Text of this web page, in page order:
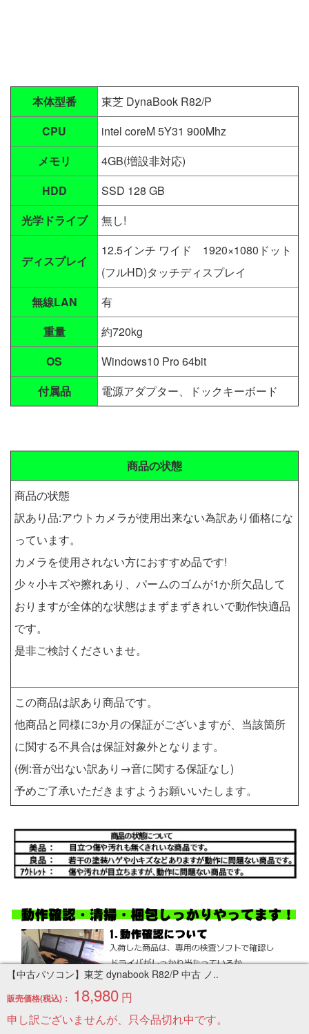
本体型番
東芝 DynaBook R82/P
CPU
intel coreM 5Y31 900Mhz
メモリ
4GB(増設非対応)
HDD
SSD 128 GB
光学ドライブ
無し!
ディスプレイ
12.5インチ ワイド 1920×1080ドット
(フルHD)タッチディスプレイ
無線LAN
有
重量
約720kg
OS
Windows10 Pro 64bit
付属品
電源アダプター、ドックキーボード
商品の状態
商品の状態
訳あり品:アウトカメラが使用出来ない為訳あり価格にな
っています。
カメラを使用されない方におすすめ品です!
少々小キズや擦れあり、パームのゴムが1か所欠品して
おりますが全体的な状態はまずまずきれいで動作快適品
です。
是非ご検討くださいませ。
この商品は訳あり商品です。
他商品と同様に3か月の保証がございますが、当該箇所
に関する不具合は保証対象外となります。
(例:音が出ない訳あり→音に関する保証なし)
予めご了承いただきますようお願いいたします。
【中古パソコン】東芝 dynabook R82/P 中古 ノ..
販売価格(税込)： 18,980 円
申し訳ございませんが、只今品切れ中です。